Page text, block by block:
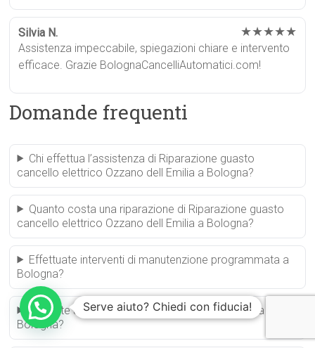
Silvia N. ★★★★★
Assistenza impeccabile, spiegazioni chiare e intervento
efficace. Grazie BolognaCancelliAutomatici.com!
Domande frequenti
Chi effettua l’assistenza di Riparazione guasto
cancello elettrico Ozzano dell Emilia a Bologna?
Quanto costa una riparazione di Riparazione guasto
cancello elettrico Ozzano dell Emilia a Bologna?
Effettuate interventi di manutenzione programmata a
Bologna?
Riparate anche schede elettroniche di cancelli a
Bologna?
Serve aiuto? Chiedi con fiducia!